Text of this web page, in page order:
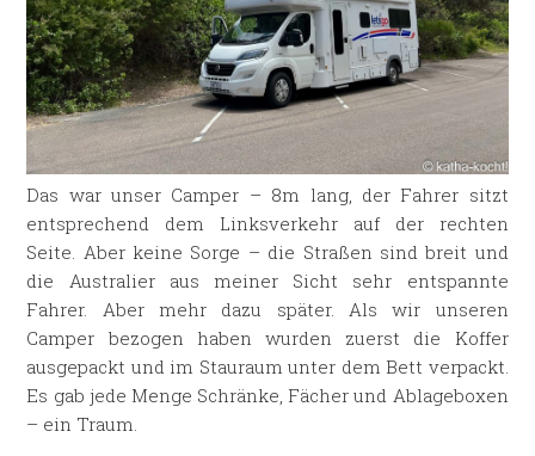
Das war unser Camper – 8m lang, der Fahrer sitzt
entsprechend dem Linksverkehr auf der rechten
Seite. Aber keine Sorge – die Straßen sind breit und
die Australier aus meiner Sicht sehr entspannte
Fahrer. Aber mehr dazu später. Als wir unseren
Camper bezogen haben wurden zuerst die Koffer
ausgepackt und im Stauraum unter dem Bett verpackt.
Es gab jede Menge Schränke, Fächer und Ablageboxen
– ein Traum.